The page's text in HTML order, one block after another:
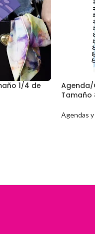
1/4 de
Agenda/
Tamaño
Agendas